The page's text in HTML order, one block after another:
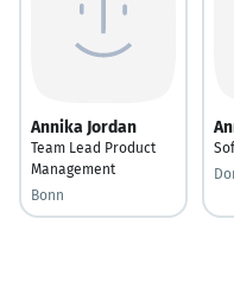
Annika Jordan
Team Lead Product
Management
Bonn